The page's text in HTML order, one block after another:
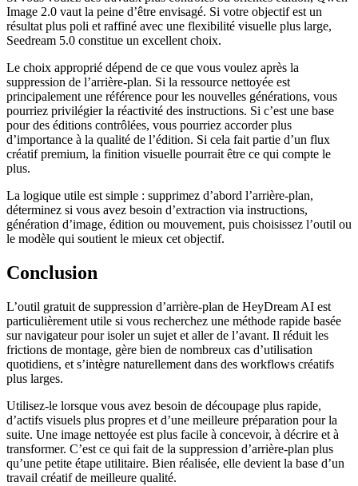
Image 2.0 vaut la peine d’être envisagé. Si votre objectif est un
résultat plus poli et raffiné avec une flexibilité visuelle plus large,
Seedream 5.0 constitue un excellent choix.
Le choix approprié dépend de ce que vous voulez après la
suppression de l’arrière-plan. Si la ressource nettoyée est
principalement une référence pour les nouvelles générations, vous
pourriez privilégier la réactivité des instructions. Si c’est une base
pour des éditions contrôlées, vous pourriez accorder plus
d’importance à la qualité de l’édition. Si cela fait partie d’un flux
créatif premium, la finition visuelle pourrait être ce qui compte le
plus.
La logique utile est simple : supprimez d’abord l’arrière-plan,
déterminez si vous avez besoin d’extraction via instructions,
génération d’image, édition ou mouvement, puis choisissez l’outil ou
le modèle qui soutient le mieux cet objectif.
Conclusion
L’outil gratuit de suppression d’arrière-plan de HeyDream AI est
particulièrement utile si vous recherchez une méthode rapide basée
sur navigateur pour isoler un sujet et aller de l’avant. Il réduit les
frictions de montage, gère bien de nombreux cas d’utilisation
quotidiens, et s’intègre naturellement dans des workflows créatifs
plus larges.
Utilisez-le lorsque vous avez besoin de découpage plus rapide,
d’actifs visuels plus propres et d’une meilleure préparation pour la
suite. Une image nettoyée est plus facile à concevoir, à décrire et à
transformer. C’est ce qui fait de la suppression d’arrière-plan plus
qu’une petite étape utilitaire. Bien réalisée, elle devient la base d’un
travail créatif de meilleure qualité.